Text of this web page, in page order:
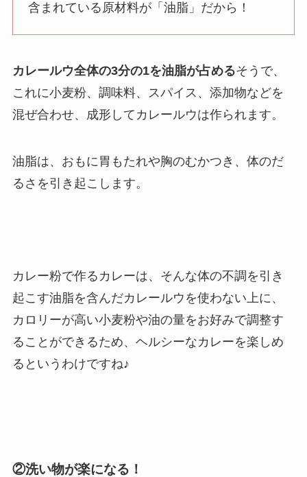
含まれている原材料が「油脂」だから！
カレールウ全体の3分の1を油脂が占めるそうで、
これに小麦粉、調味料、スパイス、添加物などを
混ぜ合わせ、成形してカレールウは作られます。
油脂は、おもに 胃もたれや胸のむかつき、体のだ
るさを引き起こします。
カレー粉で作るカレーは、 そんな体の不調を引き
起こす油脂を含んだカレールウを使わない上に、
カロリーが高い小麦粉や油の量をお好みで調整す
ることができるため、ヘルシーなカレーを楽しめ
るというわけですね♪
②洗い物が楽になる！